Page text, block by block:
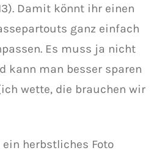
Damit könnt ihr einen
ganz einfach
Es muss ja nicht
kann man besser sparen
wette, die brauchen wir
herbstliches Foto